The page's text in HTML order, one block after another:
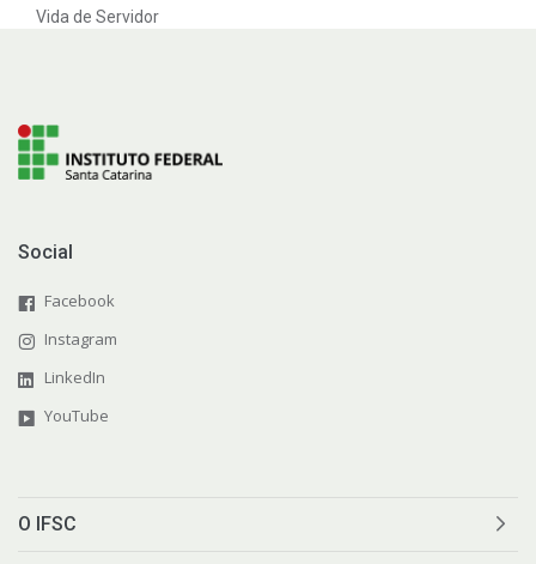
Vida de Servidor
Social
Facebook
Instagram
LinkedIn
YouTube
O IFSC